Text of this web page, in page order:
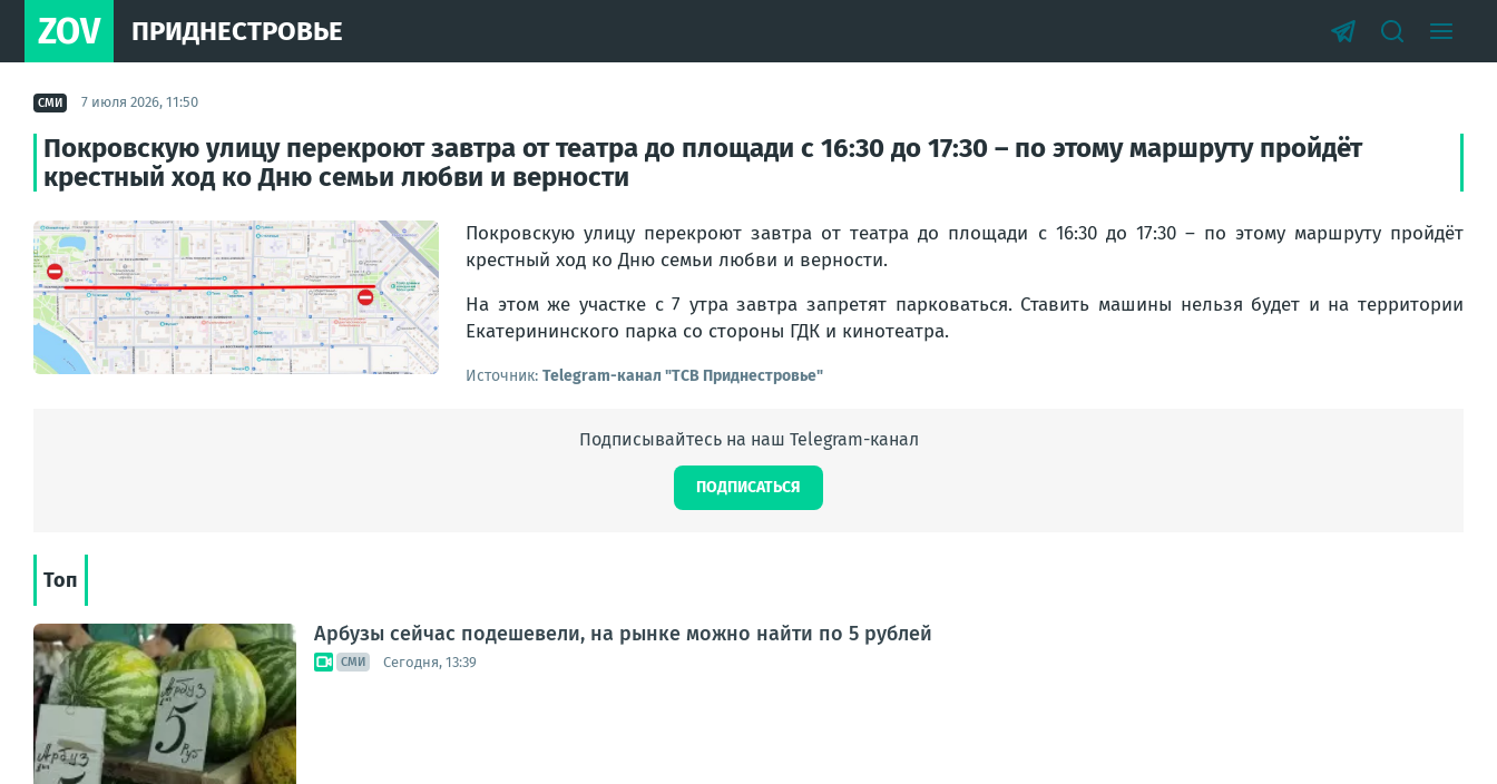
ZOV ПРИДНЕСТРОВЬЕ
СМИ 7 июля 2026, 11:50
Покровскую улицу перекроют завтра от театра до площади с 16:30 до 17:30 – по этому маршруту пройдёт
крестный ход ко Дню семьи любви и верности
Покровскую улицу перекроют завтра от театра до площади с 16:30 до 17:30 – по этому маршруту пройдёт
крестный ход ко Дню семьи любви и верности.
На этом же участке с 7 утра завтра запретят парковаться. Ставить машины нельзя будет и на территории
Екатерининского парка со стороны ГДК и кинотеатра.
Источник: Telegram-канал "ТСВ Приднестровье"
Подписывайтесь на наш Telegram-канал
ПОДПИСАТЬСЯ
Топ
Арбузы сейчас подешевели, на рынке можно найти по 5 рублей
СМИ Сегодня, 13:39